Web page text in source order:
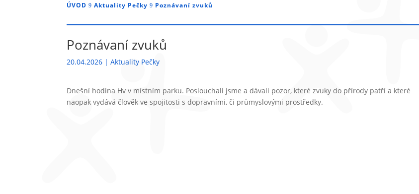
ÚVOD 9 Aktuality Pečky 9 Poznávaní zvuků
Poznávaní zvuků
20.04.2026 |Aktuality Pečky
Dnešní hodina Hv v místním parku. Poslouchali jsme a dávali pozor, které zvuky do přírody patří a které
naopak vydává člověk ve spojitosti s dopravními, či průmyslovými prostředky.